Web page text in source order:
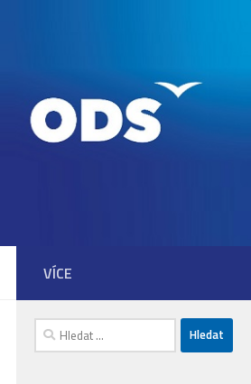
VÍCE
Vyhledávání